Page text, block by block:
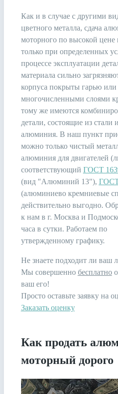
Как и в случае с другими
цветного металла, сдача
моторного по высокой цене
только при определенных
процессе эксплуатации
материала сильно
корпуса покрыты гарью или
многочисленными слоями
тому же имеются
детали, состоящие из стали и
алюминия. В наш пункт
можно только чистый
алюминия для двигателей
соответствующий ГОСТ
(вид "Алюминий 13"), ГОСТ
(алюминиево кремниевые
действительно выгодно.
к нам в г. Москва и
часа в сутки. Работаем по
утвержденному графику.
Не знаете подходит ли ваш
Мы совершенно бесплатно
ваш его!
Просто оставьте заявку на
Заказать оценку
Как продать
моторный дорого